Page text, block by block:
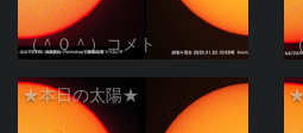
（＾０＾）コメト
★本日の太陽★